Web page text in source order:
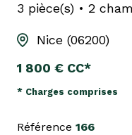
3 pièce(s)
2
Nice (06200)
1 800 € CC*
* Charges comprises
Référence 166